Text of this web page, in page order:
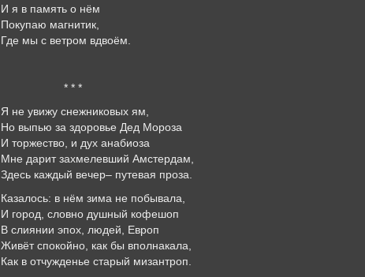
И я в память о нём
Покупаю магнитик,
Где мы с ветром вдвоём.
* * *
Я не увижу снежниковых ям,
Но выпью за здоровье Дед Мороза
И торжество, и дух анабиоза
Мне дарит захмелевший Амстердам,
Здесь каждый вечер– путевая проза.
Казалось: в нём зима не побывала,
И город, словно душный кофешоп
В слиянии эпох, людей, Европ
Живёт спокойно, как бы вполнакала,
Как в отчужденье старый мизантроп.